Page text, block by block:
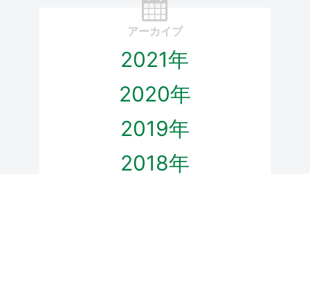
アーカイブ
2021年
2020年
2019年
2018年